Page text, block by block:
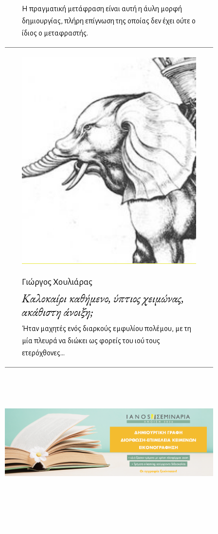
Η πραγματική μετάφραση είναι αυτή η άυλη μορφή
δημιουργίας, πλήρη επίγνωση της οποίας δεν έχει ούτε ο
ίδιος ο μεταφραστής.
Γιώργος Χουλιάρας
Kαλοκαίρι καθήμενο, ύπτιος χειμώνας,
ακάθιστη άνοιξη;
Ήταν μαχητές ενός διαρκούς εμφυλίου πολέμου, με τη
μία πλευρά να διώκει ως φορείς του ιού τους
ετερόχθονες...